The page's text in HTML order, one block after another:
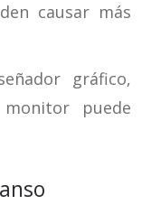
causar más
gráfico,
puede